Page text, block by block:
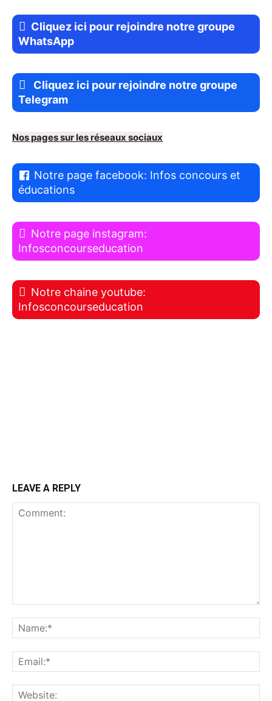
Cliquez ici pour rejoindre notre groupe
WhatsApp
Cliquez ici pour rejoindre notre groupe
Telegram
Nos pages sur les réseaux sociaux
Notre page facebook: Infos concours et
éducations
Notre page instagram:
Infosconcourseducation
Notre chaine youtube:
Infosconcourseducation
LEAVE A REPLY